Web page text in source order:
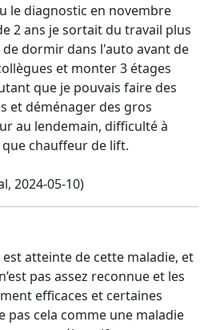
le diagnostic en novembre
2 ans je sortait du travail plus
dormir dans l'auto avant de
et monter 3 étages
que je pouvais faire des
et déménager des gros
au lendemain, difficulté à
chauffeur de lift.
2024-05-10)
est atteinte de cette maladie, et
pas assez reconnue et les
efficaces et certaines
pas cela comme une maladie